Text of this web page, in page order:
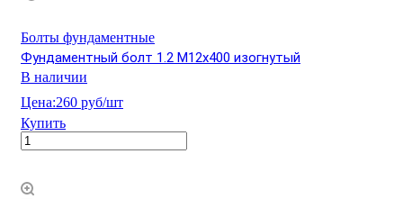
Болты фундаментные
Фундаментный болт 1.2 М12х400 изогнутый
В наличии
Цена:260 руб/шт
Купить